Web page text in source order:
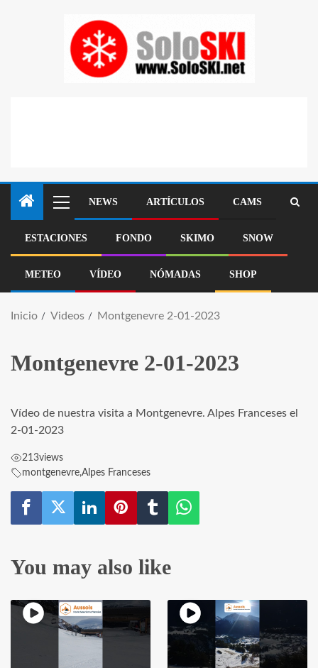
NEWS ARTÍCULOS CAMS
ESTACIONES FONDO SKIMO SNOW
METEO VÍDEO NÓMADAS SHOP
Inicio Videos Montgenevre 2-01-2023
Montgenevre 2-01-2023
Vídeo de nuestra visita a Montgenevre. Alpes Franceses el
2-01-2023
213views
montgenevre,Alpes Franceses
You may also like